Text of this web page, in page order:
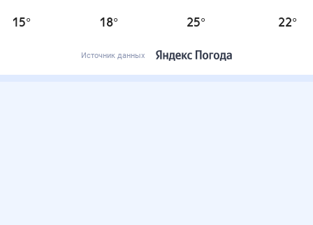
15° 18° 25° 22°
Источник данных